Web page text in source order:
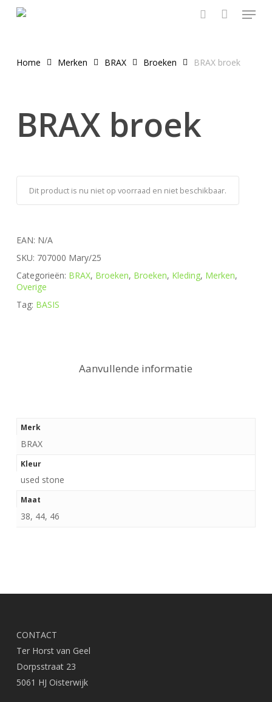
Menu
Home Merken BRAX Broeken BRAX broek
BRAX broek
Dit product is nu niet op voorraad en niet beschikbaar.
EAN: N/A
SKU: 707000 Mary/25
Categorieën: BRAX, Broeken, Broeken, Kleding, Merken,
Overige
Tag: BASIS
Aanvullende informatie
Merk
BRAX
Kleur
used stone
Maat
38, 44, 46
CONTACT
Ter Horst van Geel
Dorpsstraat 23
5061 HJ Oisterwijk